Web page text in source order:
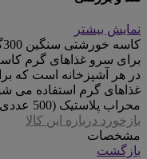
نمایش بیشتر
برای سرو غذاهای گرم
در هر آشپزخانه است که
محراب پلاستیک (500 عددی) با طراحی ویژه و کیفیت بالا، گزینه...
بازخورد درباره این کالا
مشخصات
بازگشت